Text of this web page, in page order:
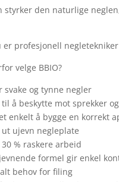
styrker den naturlige
er profesjonell
velge BBIO?
svake og tynne negler
å beskytte mot sprekker
enkelt å bygge en korrekt
ut ujevn negleplate
% raskere arbeid
formel gir enkel
behov for filing